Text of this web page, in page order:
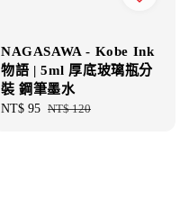
NAGASAWA - Kobe Ink
物語 | 5ml 厚底玻璃瓶分
裝 鋼筆墨水
Sale
NT$ 95 Regular
NT$ 120